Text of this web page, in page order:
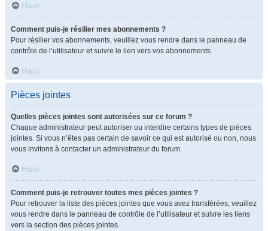
Haut
Comment puis-je résilier mes abonnements ?
Pour résilier vos abonnements, veuillez vous rendre dans le panneau de
contrôle de l’utilisateur et suivre le lien vers vos abonnements.
Haut
Pièces jointes
Quelles pièces jointes sont autorisées sur ce forum ?
Chaque administrateur peut autoriser ou interdire certains types de pièces
jointes. Si vous n’êtes pas certain de savoir ce qui est autorisé ou non, nous
vous invitons à contacter un administrateur du forum.
Haut
Comment puis-je retrouver toutes mes pièces jointes ?
Pour retrouver la liste des pièces jointes que vous avez transférées, veuillez
vous rendre dans le panneau de contrôle de l’utilisateur et suivre les liens
vers la section des pièces jointes.